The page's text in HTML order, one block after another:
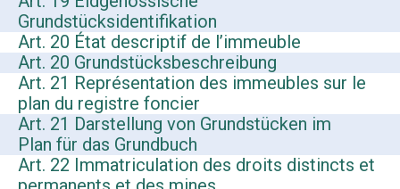
Grundstücksidentifikation
Art. 20 État descriptif de l’immeuble
Art. 20 Grundstücksbeschreibung
Art. 21 Représentation des immeubles sur le
plan du registre foncier
Art. 21 Darstellung von Grundstücken im
Plan für das Grundbuch
Art. 22 Immatriculation des droits distincts et